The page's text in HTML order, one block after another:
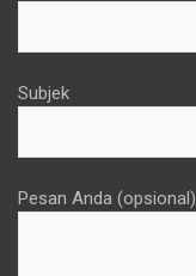
Subjek
Pesan Anda (opsional)